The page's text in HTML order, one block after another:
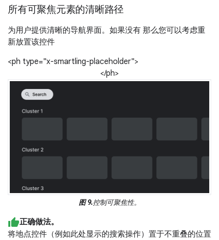
所有可聚焦元素的清晰路径
为用户提供清晰的导航界面。如果没有 那么您可以考虑重
新放置该控件
<ph type="x-smartling-placeholder">
</ph>
图 9.控制可聚焦性。
正确做法。
将地点控件（例如此处显示的搜索操作）置于不重叠的位置